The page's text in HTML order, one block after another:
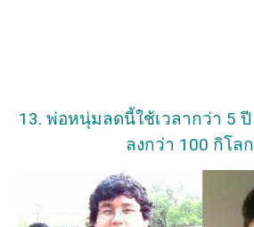
13. พ่อหนุ่มลดนี้ใช้เวลากว่า 5
ลงกว่า 100 กิโล